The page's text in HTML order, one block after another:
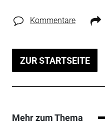
Kommentare
ZUR STARTSEITE
Mehr zum Thema